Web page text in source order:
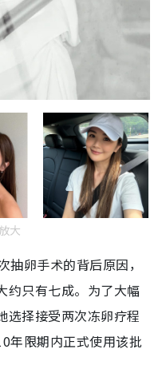
大
卵手术的背后原因，
约只有七成。为了大幅
选择接受两次冻卵疗程
年限期内正式使用该批